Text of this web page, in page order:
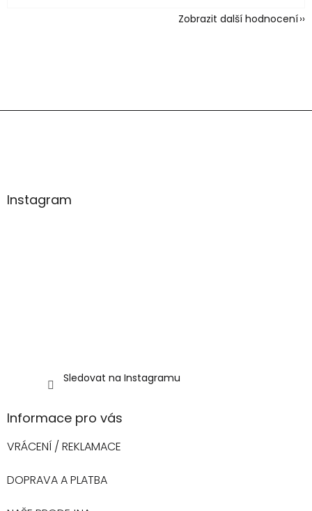
Zobrazit další hodnocení
p
Instagram
Sledovat na Instagramu
Informace pro vás
VRÁCENÍ / REKLAMACE
DOPRAVA A PLATBA